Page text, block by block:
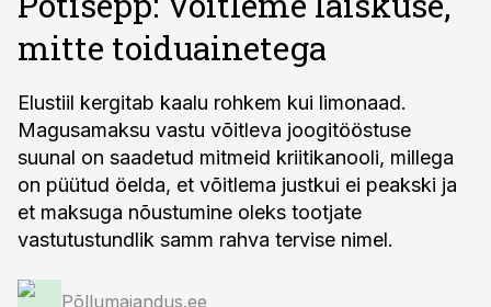
mitte toiduainetega
Elustiil kergitab kaalu rohkem kui limonaad.
Magusamaksu vastu võitleva joogitööstuse
suunal on saadetud mitmeid kriitikanooli, millega
on püütud öelda, et võitlema justkui ei peakski ja
et maksuga nõustumine oleks tootjate
vastutustundlik samm rahva tervise nimel.
Põllumajandus.ee